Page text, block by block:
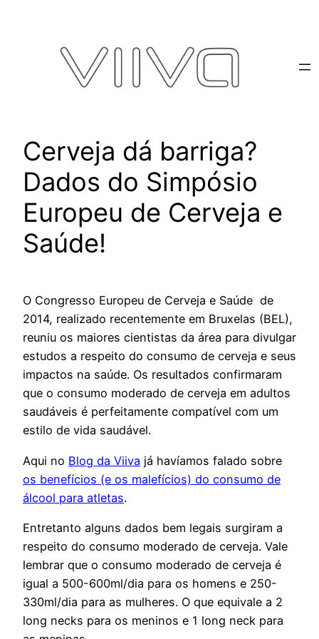
Cerveja dá barriga?
Dados do Simpósio
Europeu de Cerveja e
Saúde!
O Congresso Europeu de Cerveja e Saúde de
2014, realizado recentemente em Bruxelas (BEL),
reuniu os maiores cientistas da área para divulgar
estudos a respeito do consumo de cerveja e seus
impactos na saúde. Os resultados confirmaram
que o consumo moderado de cerveja em adultos
saudáveis é perfeitamente compatível com um
estilo de vida saudável.
Aqui no Blog da Viiva já havíamos falado sobre
os benefícios (e os malefícios) do consumo de
álcool para atletas.
Entretanto alguns dados bem legais surgiram a
respeito do consumo moderado de cerveja. Vale
lembrar que o consumo moderado de cerveja é
igual a 500-600ml/dia para os homens e 250-
330ml/dia para as mulheres. O que equivale a 2
long necks para os meninos e 1 long neck para